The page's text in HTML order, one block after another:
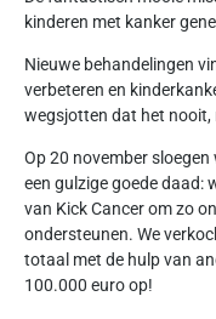
kinderen met kanker
Nieuwe behandelingen
verbeteren en
wegsjotten dat het
Op 20 november sloegen
een gulzige goede daad:
van Kick Cancer om zo
ondersteunen. We
totaal met de hulp van
100.000 euro op!